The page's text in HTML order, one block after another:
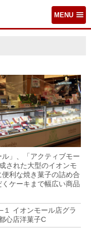
MENU
ル」、「アクティブモー
された大型のイオンモ
利な焼き菓子の詰め合
ケーキまで幅広い商品
イオンモール店グラ
心店洋菓子C